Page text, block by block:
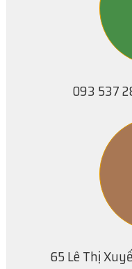
093 537
65 Lê Thị